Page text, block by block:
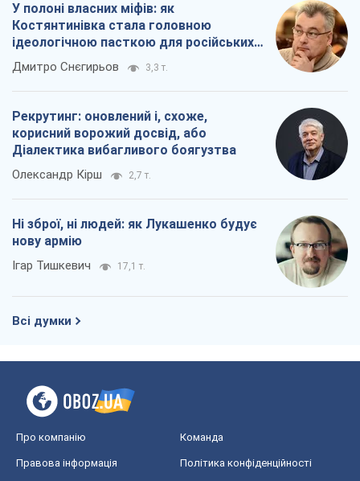
У полоні власних міфів: як
Костянтинівка стала головною
ідеологічною пасткою для російських
окупантів
Дмитро Снєгирьов 3,3 т.
Рекрутинг: оновлений і, схоже,
корисний ворожий досвід, або
Діалектика вибагливого боягузтва
Олександр Кірш 2,7 т.
Ні зброї, ні людей: як Лукашенко будує
нову армію
Ігар Тишкевич 17,1 т.
Всі думки
Про компанію Команда
Правова інформація Політика конфіденційності